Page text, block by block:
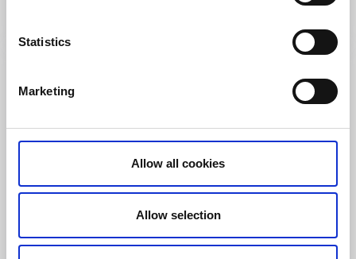
Statistics
Marketing
Allow all cookies
Allow selection
aug
Sport och hälsa